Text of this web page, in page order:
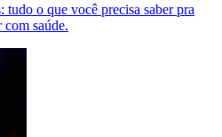
tudo o que você precisa saber pra
saúde.